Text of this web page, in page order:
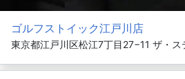
ゴルフストイック江戸川店
東京都江戸川区松江7丁目27−11 ザ・ス